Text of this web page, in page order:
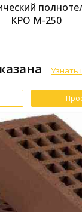
КРО М-250
Узнать